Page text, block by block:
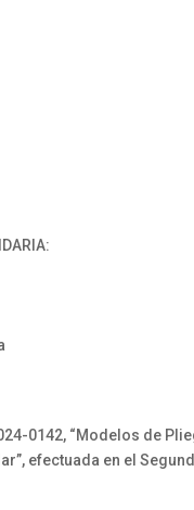
0142, “Modelos de
efectuada en el